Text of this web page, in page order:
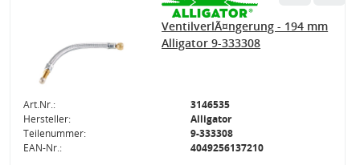
VentilverlÃ¤ngerung - 194 mm
Alligator 9-333308
Art.Nr.:
3146535
Hersteller:
Alligator
Teilenummer:
9-333308
EAN-Nr.:
4049256137210